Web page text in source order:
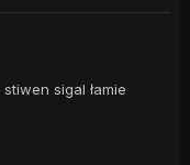
sigal łamie